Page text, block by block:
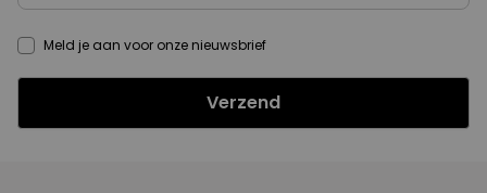
Meld je aan voor onze nieuwsbrief
Verzend